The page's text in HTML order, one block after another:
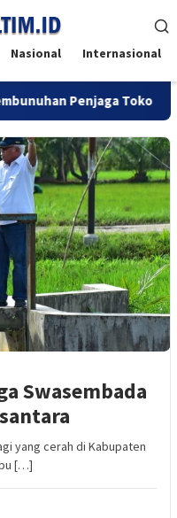
Nasional Internasional
Penjaga Toko di
Swasembada
yang cerah di Kabupaten
[…]